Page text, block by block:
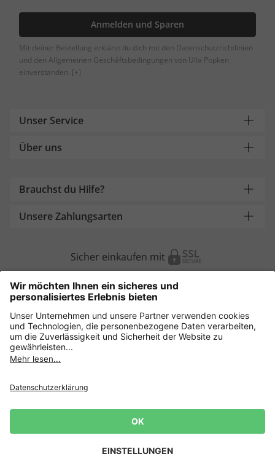
Anmelden und Sparen
Mit deiner Bestellung erklärst du dich mit den Datenschutzrichtlinien
und den Allgemeinen Geschäftsbedingungen von Ulla Popken
einverstanden. [+]
Unser Service
Über uns
Brauchst du Hilfe?
Unsere Zahlungsarten
Sicher einkaufen mit
Weitere Onlineshops
Deutschland
AGB
Lieferbedingungen
Impressum Cookie Einstellungen